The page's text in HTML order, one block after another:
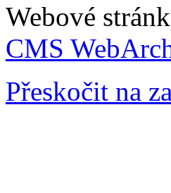
Webové
CMS
Přeskočit na